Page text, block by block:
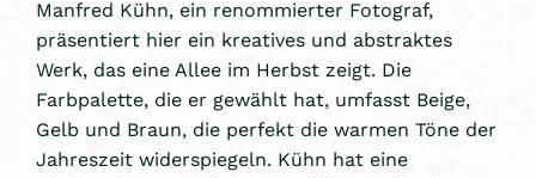
Manfred Kühn, ein renommierter Fotograf,
präsentiert hier ein kreatives und abstraktes
Werk, das eine Allee im Herbst zeigt. Die
Farbpalette, die er gewählt hat, umfasst Beige,
Gelb und Braun, die perfekt die warmen Töne der
Jahreszeit widerspiegeln. Kühn hat eine